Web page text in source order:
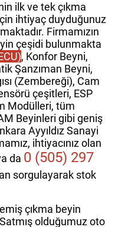
ilk ve tek çıkma
ihtiyaç duyduğunuz
Firmamızın
çeşidi bulunmakta
, Konfor Beyni,
Şanzıman Beyni,
(Zembereği), Cam
çeşitleri, ESP
Modülleri, tüm
Beyinleri gibi geniş
Ayyıldız Sanayi
ihtiyacınız olan
da 0 (505) 297
sorgulayarak stok
çıkma beyin
olduğumuz oto